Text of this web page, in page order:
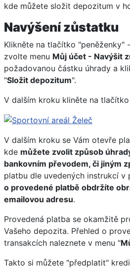
kde můžete složit depozitum v
Navýšení zůstatku
Klikněte na tlačítko "peněženky"
zvolte menu Můj účet - Navýšit
požadovanou částku úhrady a
"Složit depozitum".
V dalším kroku kliněte na
V dalším kroku se Vám otevře
kde můžete zvolit způsob
bankovním převodem, či jiným
platbu dle uvedených instrukcí v
o provedené platbě obdržíte
emailovou adresu.
Provedená platba se okamžitě
Vašeho depozita. Přehled o
transakcích naleznete v menu "
Takto si můžete "předplatit"